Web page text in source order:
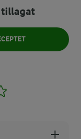
tillagat